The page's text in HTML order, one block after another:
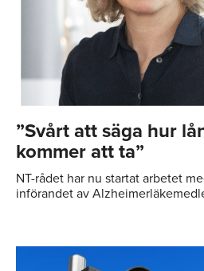
”Svårt att säga hur
kommer att ta”
NT-rådet har nu startat arbetet
införandet av